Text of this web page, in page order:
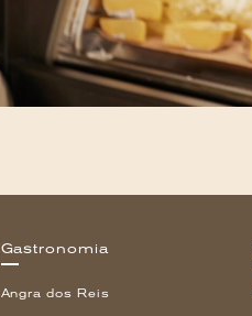
Gastronomia
Angra dos Reis